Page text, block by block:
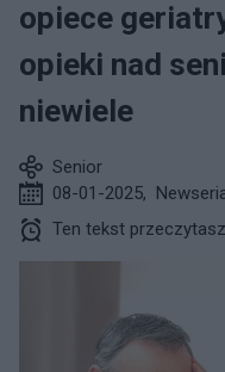
opiece
opieki nad
niewiele
Senior
08-01-2025,
Ten tekst